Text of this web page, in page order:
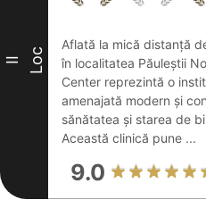
II Loc
Aflată la mică distanță
în localitatea Păuleștii
Center reprezintă o
amenajată modern și
sănătatea și starea de
Această clinică pune ...
9.0